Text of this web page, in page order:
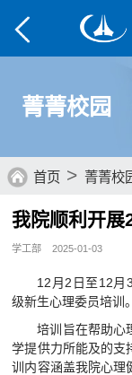
菁菁校园
首页 > 菁菁校
我院顺利开展
学工部 2025-01-03
12月2日至12月
级新生心理委员培训。
培训旨在帮助心
学提供力所能及的支
训内容涵盖我院心理